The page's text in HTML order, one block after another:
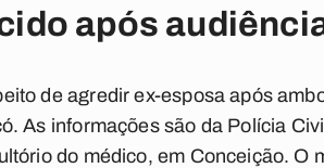
após
de agredir ex-esposa após
As informações são da Polícia
do médico, em Conceição. O